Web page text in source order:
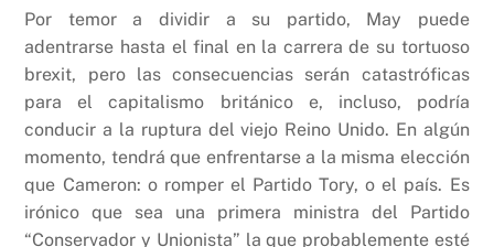
Por temor a dividir a su partido, May puede
adentrarse hasta el final en la carrera de su tortuoso
brexit, pero las consecuencias serán catastróficas
para el capitalismo británico e, incluso, podría
conducir a la ruptura del viejo Reino Unido. En algún
momento, tendrá que enfrentarse a la misma elección
que Cameron: o romper el Partido Tory, o el país. Es
irónico que sea una primera ministra del Partido
“Conservador y Unionista” la que probablemente esté